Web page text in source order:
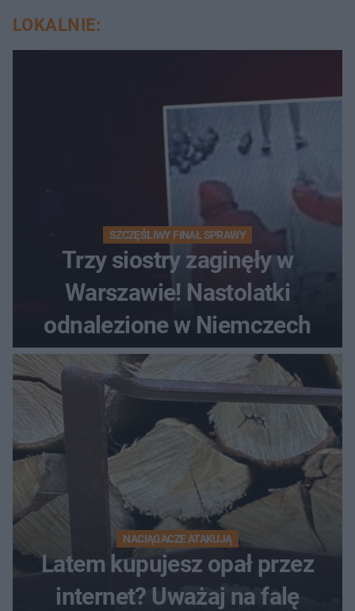
LOKALNIE:
SZCZĘŚLIWY FINAŁ SPRAWY
Trzy siostry zaginęły w
Warszawie! Nastolatki
odnalezione w Niemczech
NACIĄGACZE ATAKUJĄ
Latem kupujesz opał przez
internet? Uważaj na falę